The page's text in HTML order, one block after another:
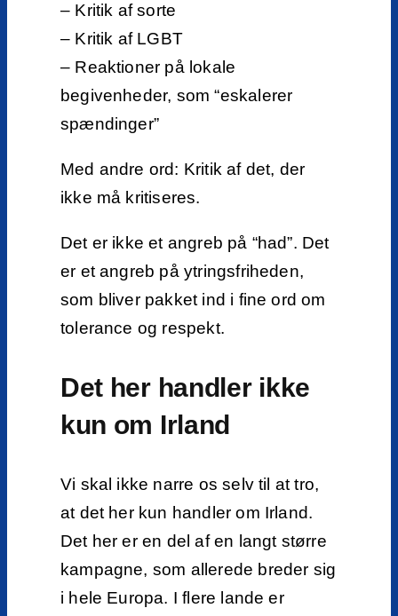
– Kritik af sorte
– Kritik af LGBT
– Reaktioner på lokale
begivenheder, som “eskalerer
spændinger”
Med andre ord: Kritik af det, der
ikke må kritiseres.
Det er ikke et angreb på “had”. Det
er et angreb på ytringsfriheden,
som bliver pakket ind i fine ord om
tolerance og respekt.
Det her handler ikke
kun om Irland
Vi skal ikke narre os selv til at tro,
at det her kun handler om Irland.
Det her er en del af en langt større
kampagne, som allerede breder sig
i hele Europa. I flere lande er